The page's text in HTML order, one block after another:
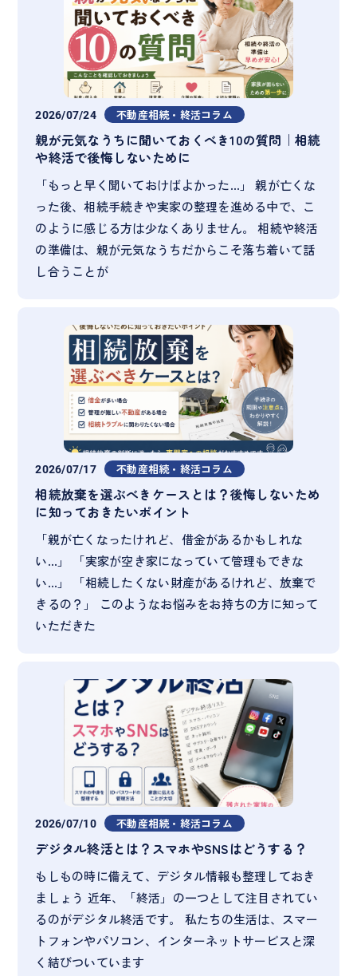
2026/07/24 不動産相続・終活コラム
親が元気なうちに聞いておくべき10の質問｜相続
や終活で後悔しないために
「もっと早く聞いておけばよかった…」 親が亡くな
った後、相続手続きや実家の整理を進める中で、こ
のように感じる方は少なくありません。 相続や終活
の準備は、親が元気なうちだからこそ落ち着いて話
し合うことが
2026/07/17 不動産相続・終活コラム
相続放棄を選ぶべきケースとは？後悔しないため
に知っておきたいポイント
「親が亡くなったけれど、借金があるかもしれな
い…」 「実家が空き家になっていて管理もできな
い…」 「相続したくない財産があるけれど、放棄で
きるの？」 このようなお悩みをお持ちの方に知って
いただきた
2026/07/10 不動産相続・終活コラム
デジタル終活とは？スマホやSNSはどうする？
もしもの時に備えて、デジタル情報も整理しておき
ましょう 近年、「終活」の一つとして注目されてい
るのがデジタル終活です。 私たちの生活は、スマー
トフォンやパソコン、インターネットサービスと深
く結びついています